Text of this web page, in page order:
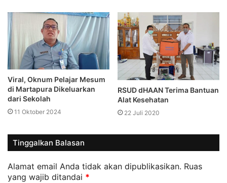
Viral, Oknum Pelajar Mesum
di Martapura Dikeluarkan
dari Sekolah
11 Oktober 2024
RSUD dHAAN Terima Bantuan
Alat Kesehatan
22 Juli 2020
Tinggalkan Balasan
Alamat email Anda tidak akan dipublikasikan. Ruas
yang wajib ditandai *